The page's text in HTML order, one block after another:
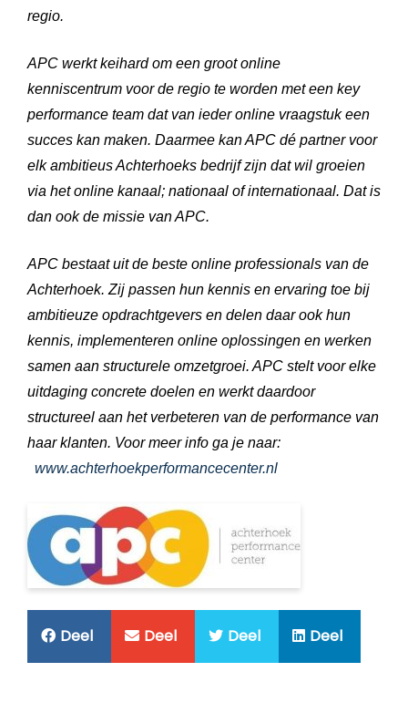
regio.
APC werkt keihard om een groot online
kenniscentrum voor de regio te worden met een key
performance team dat van ieder online vraagstuk een
succes kan maken. Daarmee kan APC dé partner voor
elk ambitieus Achterhoeks bedrijf zijn dat wil groeien
via het online kanaal; nationaal of internationaal. Dat is
dan ook de missie van APC.
APC bestaat uit de beste online professionals van de
Achterhoek. Zij passen hun kennis en ervaring toe bij
ambitieuze opdrachtgevers en delen daar ook hun
kennis, implementeren online oplossingen en werken
samen aan structurele omzetgroei. APC stelt voor elke
uitdaging concrete doelen en werkt daardoor
structureel aan het verbeteren van de performance van
haar klanten. Voor meer info ga je naar:
www.achterhoekperformancecenter.nl
Deel Deel Deel Deel